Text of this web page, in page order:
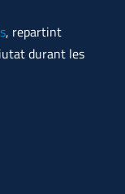
, repartint
durant les